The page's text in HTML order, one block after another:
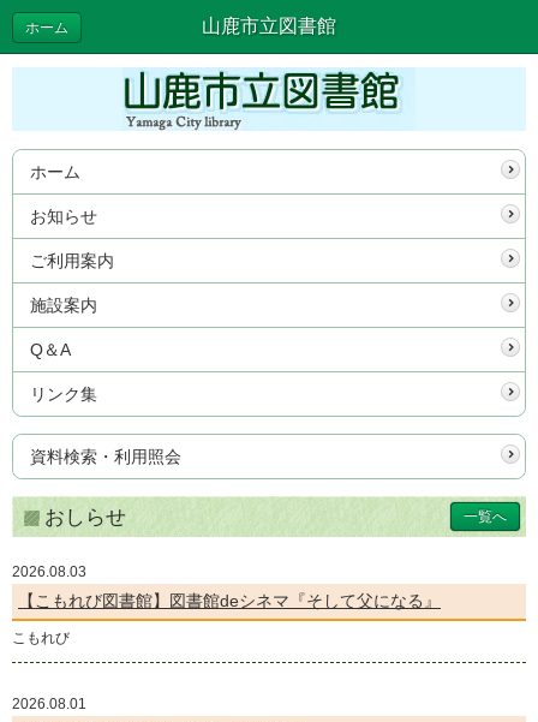
山鹿市立図書館
ホーム
ホーム
お知らせ
ご利用案内
施設案内
Q＆A
リンク集
資料検索・利用照会
おしらせ 一覧へ
2026.08.03
【こもれび図書館】図書館deシネマ『そして父になる』
こもれび
2026.08.01